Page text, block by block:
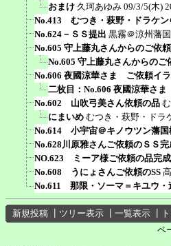
おまけ 久珂あゆみ 09/3/5(木)
No.413 むつき・萩野・ドラケン
No.624－ＳＳ提出 黒霧＠涼州藩国
No.605 守上藤丸さんからのご依頼
No.605 守上藤丸さんからのご
No.606 夜國涼華さま ご依頼イ
二枚目：No.606 夜國涼華さ
No.602 山吹弓美さん依頼の品
にまいめ むつき・萩野・ドラ
No.614 小宇宙＠キノウツン藩国
No.628川原雅さんご依頼のＳＳ完
NO.623 ミーア様ご依頼の品完成
No.608 うにょさんご依頼のSS
No.611 那限・ソーマ＝キユウ・
新規投稿 ツリー表示 一覧表示
ペ